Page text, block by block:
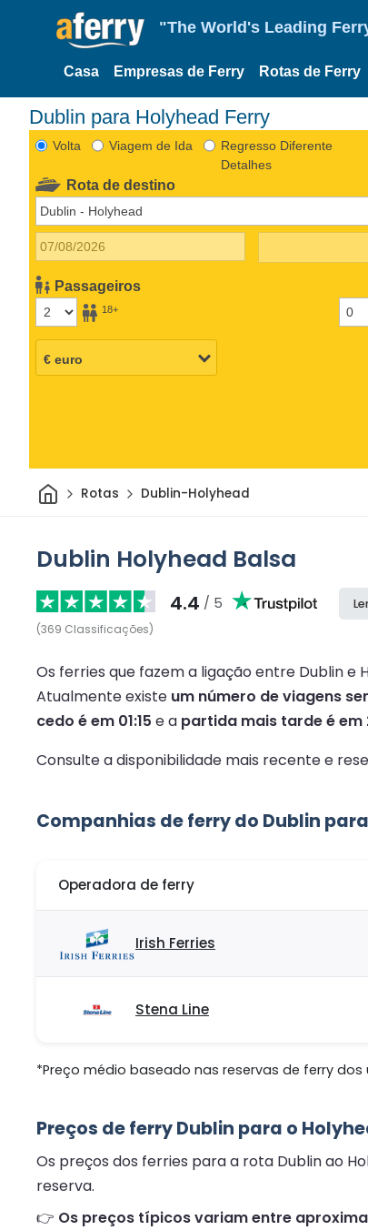
"The World's Leading
Casa Empresas de Ferry Rotas de Ferry
Dublin para Holyhead Ferry
Volta Viagem de Ida
Regresso Diferente
Detalhes
Rota de destino
Passageiros
18+
CasaRotas Dublin-Holyhead
Dublin Holyhead Balsa
4.4 / 5
(369 Classificações)
Os ferries que fazem a ligação entre Dublin e
Atualmente existe um número de viagens
cedo é em 01:15 e a partida mais tarde é em
Consulte a disponibilidade mais recente e
Companhias de ferry do Dublin
Operadora de ferry
Irish Ferries
Stena Line
*Preço médio baseado nas reservas de ferry
Preços de ferry Dublin para o
Os preços dos ferries para a rota Dublin ao
reserva.
👉 Os preços típicos variam entre